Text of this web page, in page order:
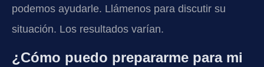
podemos ayudarle. Llámenos para discutir su
situación. Los resultados varían.
¿Cómo puedo prepararme para mi